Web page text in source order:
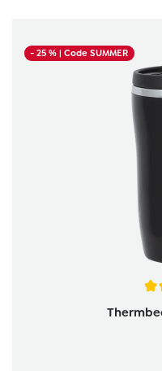
- 25 %| Code SUMMER